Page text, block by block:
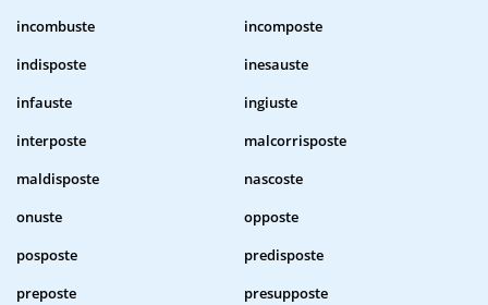
incombuste
incomposte
indisposte
inesauste
infauste
ingiuste
interposte
malcorrisposte
maldisposte
nascoste
onuste
opposte
posposte
predisposte
preposte
presupposte